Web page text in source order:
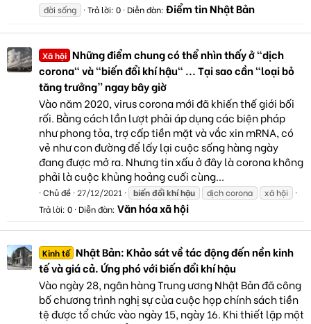
đời sống
Trả lời: 0 Diễn đàn: Điểm tin Nhật Bản
Xã hội Những điểm chung có thể nhìn thấy ở "dịch
corona" và "biến đổi khí hậu" ... Tại sao cần "loại bỏ
tăng trưởng” ngay bây giờ
Vào năm 2020, virus corona mới đã khiến thế giới bối
rối. Bằng cách lần lượt phải áp dụng các biện pháp
như phong tỏa, trợ cấp tiền mặt và vắc xin mRNA, có
vẻ như con đường để lấy lại cuộc sống hàng ngày
đang được mở ra. Nhưng tin xấu ở đây là corona không
phải là cuộc khủng hoảng cuối cùng...
Chủ đề 27/12/2021 biếnđổikhíhậu dịch corona
xã hội
Trả lời: 0 Diễn đàn: Văn hóa xã hội
Kinh tế Nhật Bản: Khảo sát về tác động đến nền kinh
tế và giá cả. Ứng phó với biến đổi khí hậu
Vào ngày 28, ngân hàng Trung ương Nhật Bản đã công
bố chương trình nghị sự của cuộc họp chính sách tiền
tệ được tổ chức vào ngày 15, ngày 16. Khi thiết lập một